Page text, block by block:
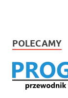
POLECAMY